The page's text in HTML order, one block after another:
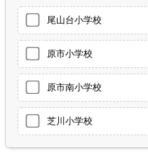
尾山台小学校
原市小学校
原市南小学校
芝川小学校